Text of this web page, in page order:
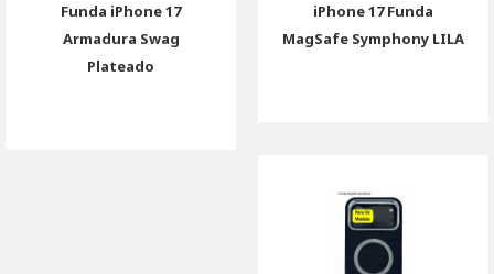
Funda iPhone 17
Armadura Swag
Plateado
iPhone 17 Funda
MagSafe Symphony LILA